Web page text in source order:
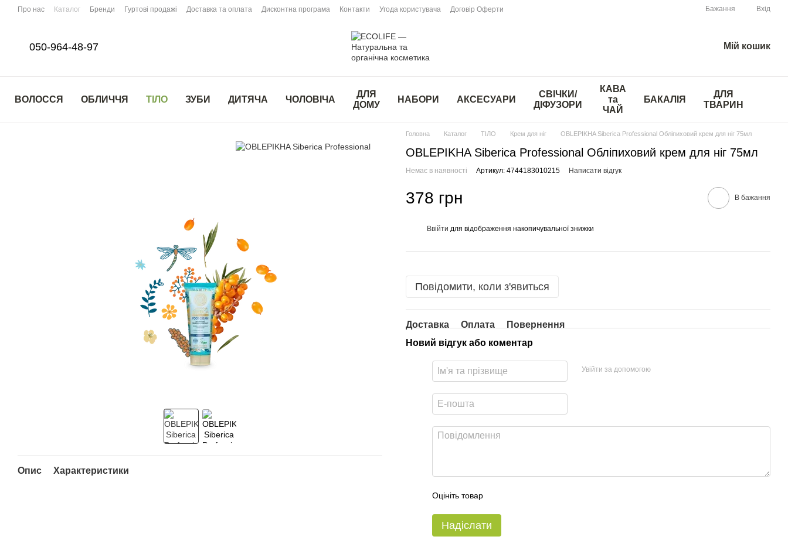
Перейти до основного контенту
Про нас Каталог Бренди Гуртові продажі Доставка та оплата Дисконтна програма Контакти Угода користувача Договір Оферти Бажання Вхід
050-964-48-97 Мій кошик
ВОЛОССЯ ОБЛИЧЧЯ ТІЛО ЗУБИ ДИТЯЧА ЧОЛОВІЧА
ДЛЯ
ДОМУ
НАБОРИ АКСЕСУАРИ
СВІЧКИ/
ДІФУЗОРИ
КАВА
та
ЧАЙ
БАКАЛІЯ
ДЛЯ
ТВАРИН
Опис Характеристики
Головна Каталог ТІЛО Крем для ніг OBLEPIKHA Siberica Professional Обліпиховий крем для ніг 75мл
OBLEPIKHA Siberica Professional Обліпиховий крем для ніг 75мл
Немає в наявності Артикул: 4744183010215 Написати відгук
378 грн В бажання
Ввійти для відображення накопичувальної знижки
Повідомити, коли з'явиться
Доставка Оплата
Повернення
Новий відгук або коментар
Увійти за допомогою
Оцініть товар
Надіслати